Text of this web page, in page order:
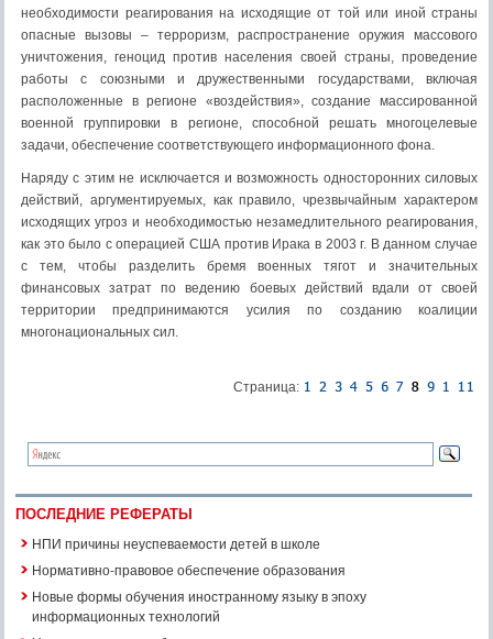
необходимости реагирования на исходящие от той или иной страны
опасные вызовы – терроризм, распространение оружия массового
уничтожения, геноцид против населения своей страны, проведение
работы с союзными и дружественными государствами, включая
расположенные в регионе «воздействия», создание массированной
военной группировки в регионе, способной решать многоцелевые
задачи, обеспечение соответствующего информационного фона.
Наряду с этим не исключается и возможность односторонних силовых
действий, аргументируемых, как правило, чрезвычайным характером
исходящих угроз и необходимостью незамедлительного реагирования,
как это было с операцией США против Ирака в 2003 г. В данном случае
с тем, чтобы разделить бремя военных тягот и значительных
финансовых затрат по ведению боевых действий вдали от своей
территории предпринимаются усилия по созданию коалиции
многонациональных сил.
Страница:
ПОСЛЕДНИЕ РЕФЕРАТЫ
НПИ причины неуспеваемости детей в школе
Нормативно-правовое обеспечение образования
Новые формы обучения иностранному языку в эпоху
информационных технологий